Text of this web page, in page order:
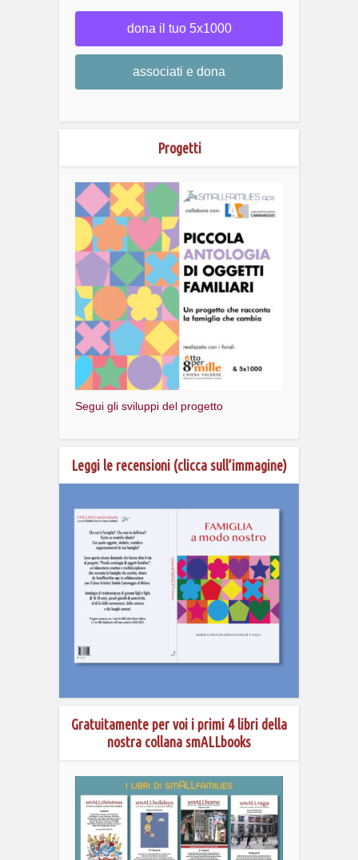
dona il tuo 5x1000
associati e dona
Progetti
Segui gli sviluppi del progetto
Leggi le recensioni (clicca sull’immagine)
Gratuitamente per voi i primi 4 libri della
nostra collana smALLbooks